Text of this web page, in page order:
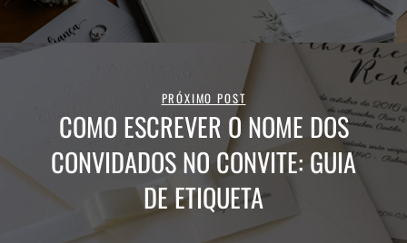
PRÓXIMO POST
COMO ESCREVER O NOME DOS
CONVIDADOS NO CONVITE: GUIA
DE ETIQUETA